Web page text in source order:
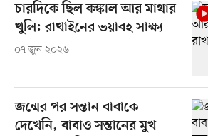
চারদিকে ছিল কঙ্কাল আর মাথার
খুলি: রাখাইনের ভয়াবহ সাক্ষ্য
০৭ জুন ২০২৬
জন্মের পর সন্তান বাবাকে
দেখেনি, বাবাও সন্তানের মুখ